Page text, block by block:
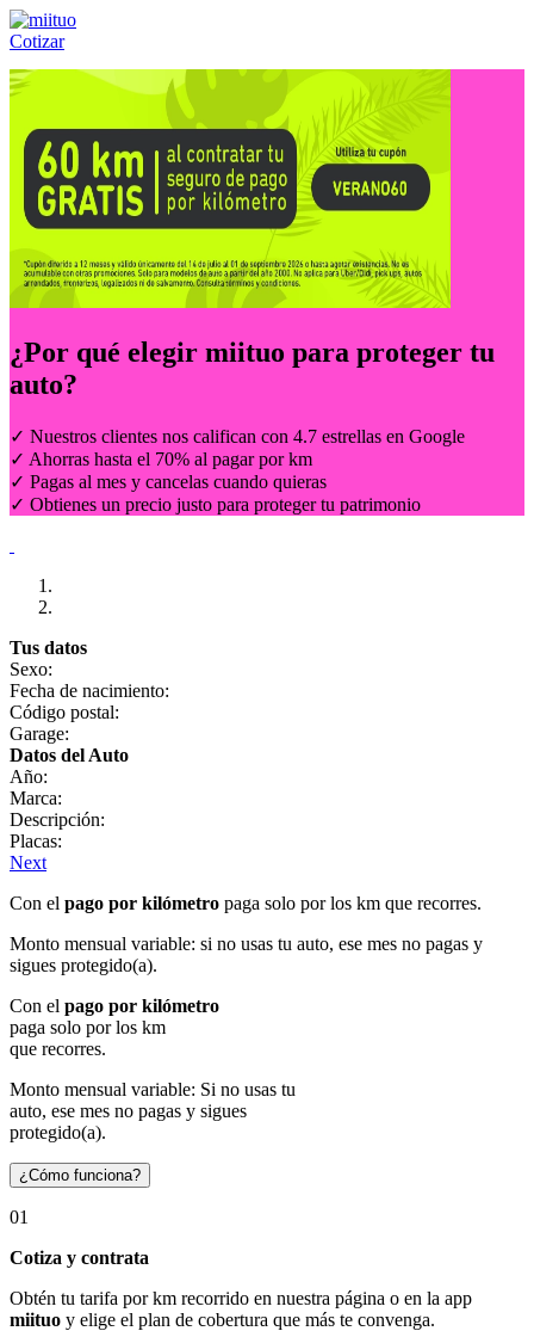
Cotizar
Llámanos al:(55) 84-21-05-00 ó
¿Por qué elegir miituo para proteger tu
auto?
✓ Nuestros clientes nos califican con 4.7 estrellas en Google
✓ Ahorras hasta el 70% al pagar por km
✓ Pagas al mes y cancelas cuando quieras
✓ Obtienes un precio justo para proteger tu patrimonio
Tus datos
Sexo:
Fecha de nacimiento:
Código postal:
Garage:
Datos del Auto
Año:
Marca:
Descripción:
Placas:
Next
Con el pago por kilómetro paga solo por los km que recorres.
Monto mensual variable: si no usas tu auto, ese mes no pagas y
sigues protegido(a).
Con el pago por kilómetro
paga solo por los km
que recorres.
Monto mensual variable: Si no usas tu
auto, ese mes no pagas y sigues
protegido(a).
¿Cómo funciona?
01
Cotiza y contrata
Obtén tu tarifa por km recorrido en nuestra página o en la app
miituo y elige el plan de cobertura que más te convenga.